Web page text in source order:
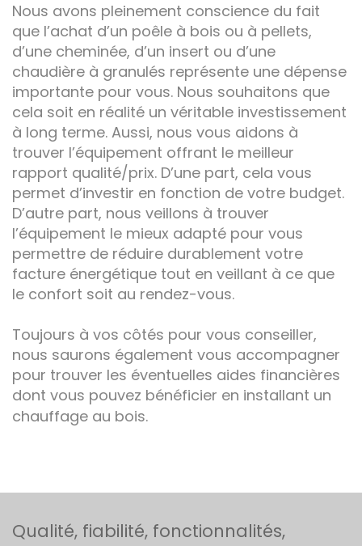
Nous avons pleinement conscience du fait
que l’achat d’un poêle à bois ou à pellets,
d’une cheminée, d’un insert ou d’une
chaudière à granulés représente une dépense
importante pour vous. Nous souhaitons que
cela soit en réalité un véritable investissement
à long terme. Aussi, nous vous aidons à
trouver l’équipement offrant le meilleur
rapport qualité/prix. D’une part, cela vous
permet d’investir en fonction de votre budget.
D’autre part, nous veillons à trouver
l’équipement le mieux adapté pour vous
permettre de réduire durablement votre
facture énergétique tout en veillant à ce que
le confort soit au rendez-vous.
Toujours à vos côtés pour vous conseiller,
nous saurons également vous accompagner
pour trouver les éventuelles aides financières
dont vous pouvez bénéficier en installant un
chauffage au bois.
Qualité, fiabilité, fonctionnalités,